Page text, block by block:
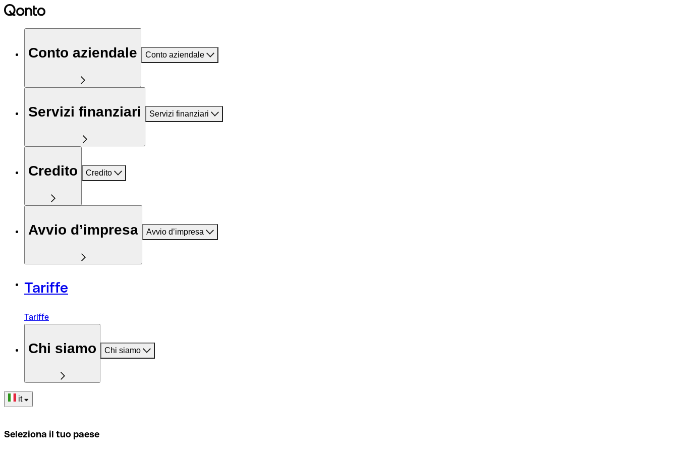
Conto aziendale Conto aziendale
Servizi finanziari Servizi finanziari
Credito Credito
Avvio d’impresa Avvio d’impresa
Tariffe
Tariffe
Chi siamo Chi siamo
it
Seleziona il tuo paese